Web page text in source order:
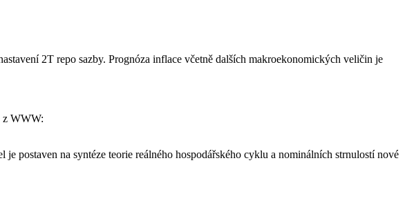
2T repo sazby. Prognóza inflace včetně dalších makroekonomických veličin je
z WWW:
je postaven na syntéze teorie reálného hospodářského cyklu a nominálních strnulostí nové